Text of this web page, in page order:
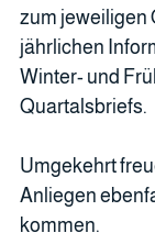
zum jeweiligen
jährlichen
Winter- und
Quartalsbriefs.
Umgekehrt
Anliegen
kommen.